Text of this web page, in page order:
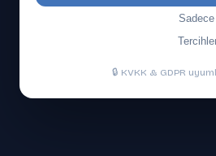
🔒 KVKK & GDPR